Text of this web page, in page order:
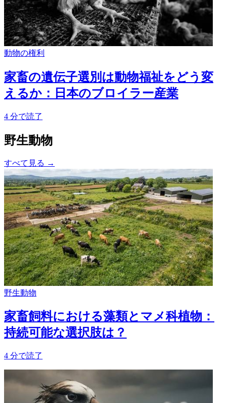
動物の権利
家畜の遺伝子選別は動物福祉をどう変
えるか：日本のブロイラー産業
4 分で読了
野生動物
すべて見る →
野生動物
家畜飼料における藻類とマメ科植物：
持続可能な選択肢は？
4 分で読了